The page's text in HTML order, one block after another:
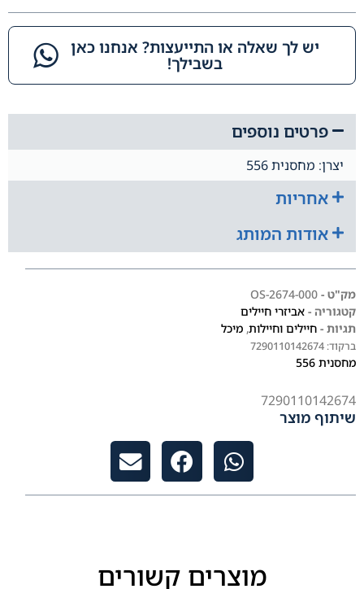
פרטים נוספים
יצרן: מחסנית 556
אחריות
אודות המותג
מק"ט - 2674-000-OS
קטגוריה - אביזרי חיילים
תגיות - חיילים וחיילות, מיכל
ברקוד: 7290110142674
מחסנית 556
7290110142674
שיתוף מוצר
יש לך שאלה או התייעצות? אנחנו כאן
בשבילך!​
מוצרים קשורים